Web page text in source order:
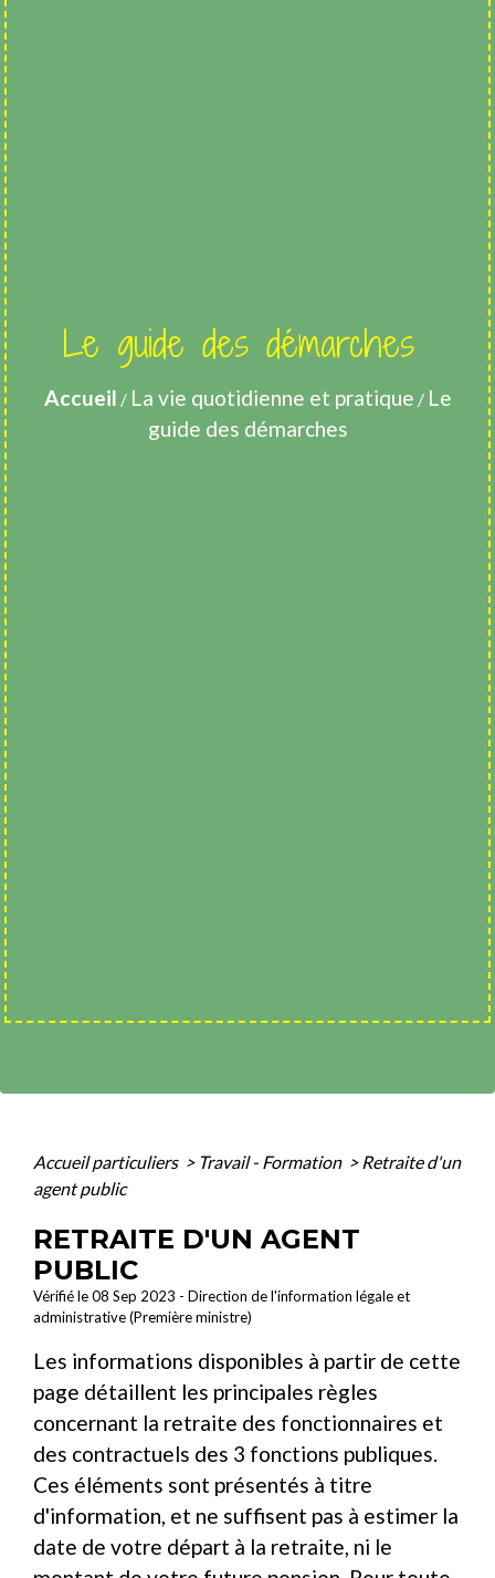
Le guide des démarches
Accueil / La vie quotidienne et pratique / Le
guide des démarches
Accueil particuliers > Travail - Formation > Retraite d'un
agent public
RETRAITE D'UN AGENT
PUBLIC
Vérifié le 08 Sep 2023 - Direction de l'information légale et
administrative (Première ministre)
Les informations disponibles à partir de cette
page détaillent les principales règles
concernant la retraite des fonctionnaires et
des contractuels des 3 fonctions publiques.
Ces éléments sont présentés à titre
d'information, et ne suffisent pas à estimer la
date de votre départ à la retraite, ni le